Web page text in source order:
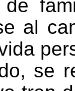
al
se